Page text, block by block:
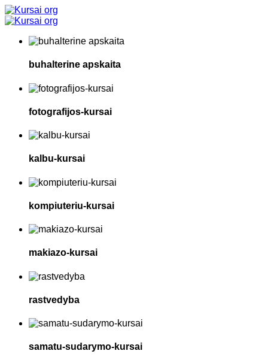
buhalterine apskaita
fotografijos-kursai
kalbu-kursai
kompiuteriu-kursai
makiazo-kursai
rastvedyba
samatu-sudarymo-kursai